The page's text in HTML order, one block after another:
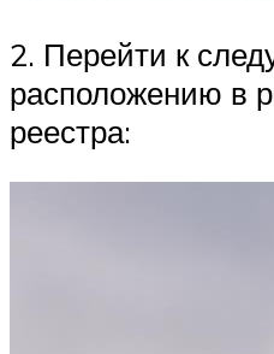
2. Перейти к
расположению в
реестра: